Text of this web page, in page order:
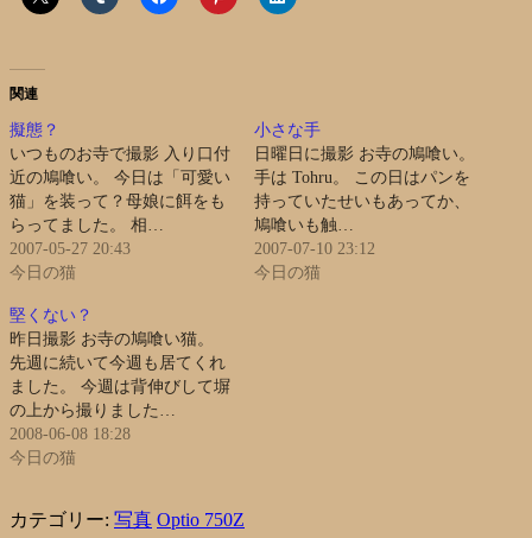
関連
擬態？
いつものお寺で撮影 入り口付
近の鳩喰い。 今日は「可愛い
猫」を装って？母娘に餌をも
らってました。 相…
2007-05-27 20:43
今日の猫
小さな手
日曜日に撮影 お寺の鳩喰い。
手は Tohru。 この日はパンを
持っていたせいもあってか、
鳩喰いも触…
2007-07-10 23:12
今日の猫
堅くない？
昨日撮影 お寺の鳩喰い猫。
先週に続いて今週も居てくれ
ました。 今週は背伸びして塀
の上から撮りました…
2008-06-08 18:28
今日の猫
カテゴリー: 写真 Optio 750Z